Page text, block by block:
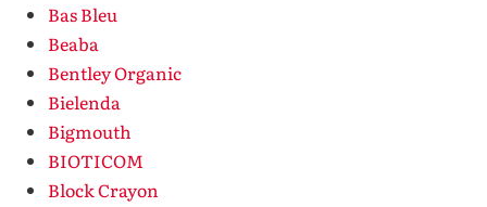
Bas Bleu
Beaba
Bentley Organic
Bielenda
Bigmouth
BIOTICOM
Block Crayon